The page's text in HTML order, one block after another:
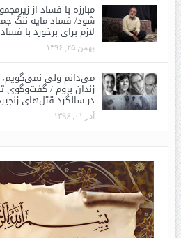
مبارزه با فساد از
شود/ فساد مایه ننگ
لازم برای برخورد با
بهمن ۲۵, ۱۳۹۶
می‌دانم ولی
زندان بروم / گفت‌وگوی
در سالگرد قتل‌های
آذر ۰۱, ۱۳۹۶